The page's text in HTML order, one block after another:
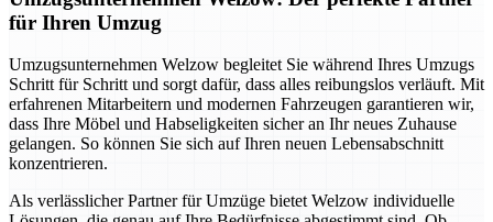
für Ihren Umzug
Umzugsunternehmen Welzow begleitet Sie während Ihres Umzugs
Schritt für Schritt und sorgt dafür, dass alles reibungslos verläuft. Mit
erfahrenen Mitarbeitern und modernen Fahrzeugen garantieren wir,
dass Ihre Möbel und Habseligkeiten sicher an Ihr neues Zuhause
gelangen. So können Sie sich auf Ihren neuen Lebensabschnitt
konzentrieren.
Als verlässlicher Partner für Umzüge bietet Welzow individuelle